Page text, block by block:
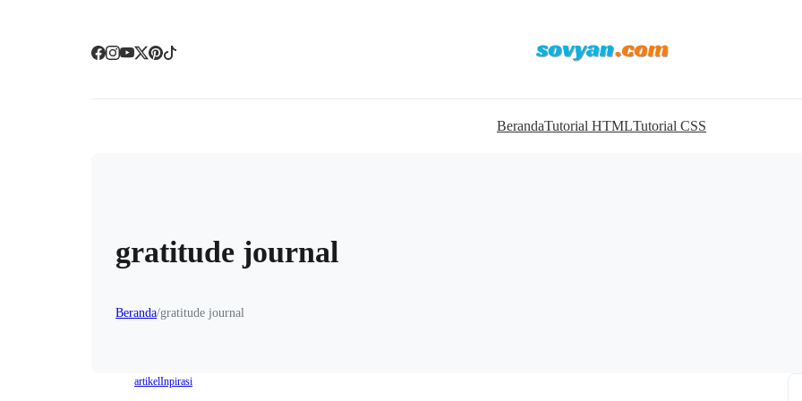
BerandaTutorial HTMLTutorial CSS
gratitude journal
Beranda/gratitude journal
artikelInpirasi